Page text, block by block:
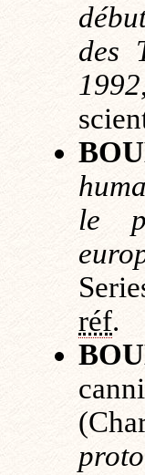
des
1992
le
réf.